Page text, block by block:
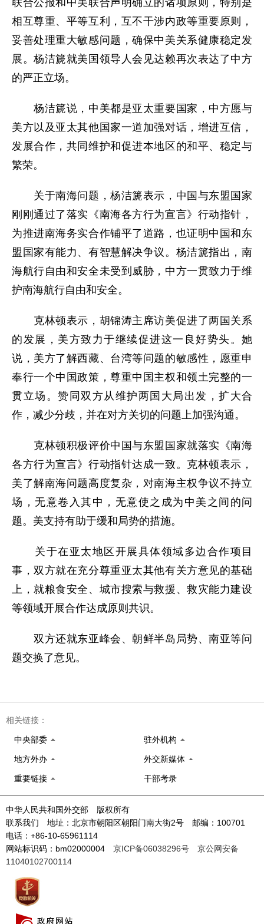
联合公报和中美联合声明确立的诸项原则，特别是
相互尊重、平等互利，互不干涉内政等重要原则，
妥善处理重大敏感问题，确保中美关系健康稳定发
展。杨洁篪就美国领导人会见达赖再次表达了中方
的严正立场。
杨洁篪说，中美都是亚太重要国家，中方愿与
美方以及亚太其他国家一道加强对话，增进互信，
发展合作，共同维护和促进本地区的和平、稳定与
繁荣。
关于南海问题，杨洁篪表示，中国与东盟国家
刚刚通过了落实《南海各方行为宣言》行动指针，
为推进南海务实合作铺平了道路，也证明中国和东
盟国家有能力、有智慧解决争议。杨洁篪指出，南
海航行自由和安全未受到威胁，中方一贯致力于维
护南海航行自由和安全。
克林顿表示，胡锦涛主席访美促进了两国关系
的发展，美方致力于继续促进这一良好势头。她
说，美方了解西藏、台湾等问题的敏感性，愿重申
奉行一个中国政策，尊重中国主权和领土完整的一
贯立场。赞同双方从维护两国大局出发，扩大合
作，减少分歧，并在对方关切的问题上加强沟通。
克林顿积极评价中国与东盟国家就落实《南海
各方行为宣言》行动指针达成一致。克林顿表示，
美了解南海问题高度复杂，对南海主权争议不持立
场，无意卷入其中，无意使之成为中美之间的问
题。美支持有助于缓和局势的措施。
关于在亚太地区开展具体领域多边合作项目
事，双方就在充分尊重亚太其他有关方意见的基础
上，就粮食安全、城市搜索与救援、救灾能力建设
等领域开展合作达成原则共识。
双方还就东亚峰会、朝鲜半岛局势、南亚等问
题交换了意见。
相关链接：
中央部委 驻外机构
地方外办 外交新媒体
重要链接 干部考录
中华人民共和国外交部 版权所有
联系我们 地址：北京市朝阳区朝阳门南大街2号 邮编：100701
电话：+86-10-65961114
网站标识码：bm02000004 京ICP备06038296号
京公网安备
11040102700114